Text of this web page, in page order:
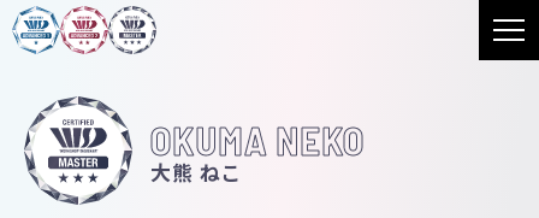
OKUMA NEKO
大熊 ねこ